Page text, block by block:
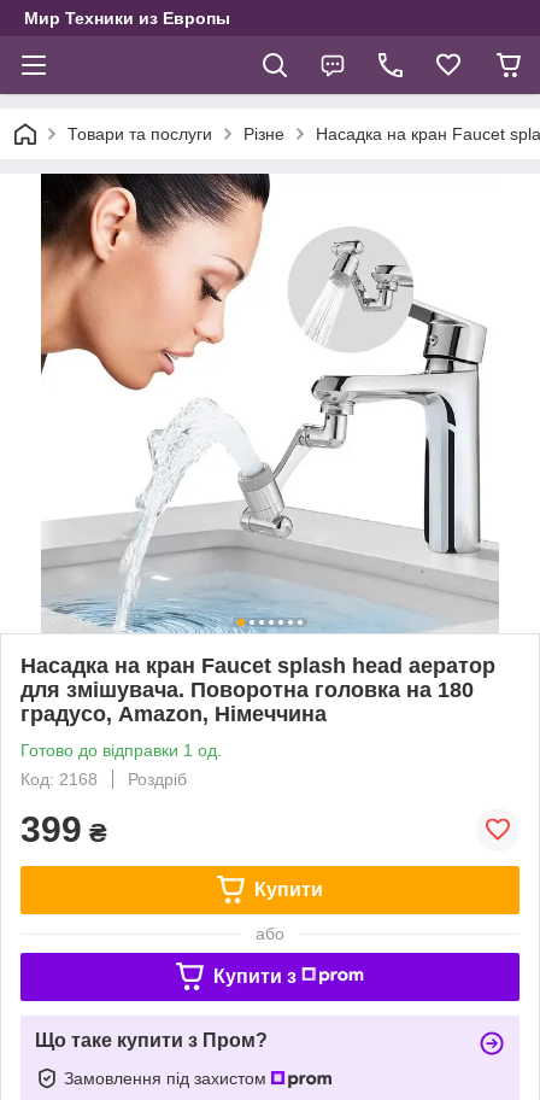
Мир Техники из Европы
Товари та послуги Різне Насадка на кран Faucet
Насадка на кран Faucet splash head аератор
для змішувача. Поворотна головка на 180
градусо, Amazon, Німеччина
Готово до відправки 1 од.
Код: 2168
Роздріб
399 ₴
Купити
або
Купити з
Що таке купити з Пром?
Замовлення під захистом